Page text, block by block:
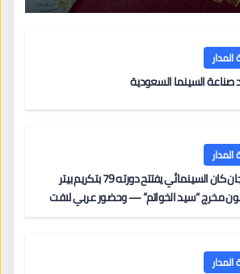
السينما السعودية
مهرجان كان السينمائي يفتتح دورته 79 بتكريم بيتر
مخرج “سيد الخواتم” — وحضور عربي لافت